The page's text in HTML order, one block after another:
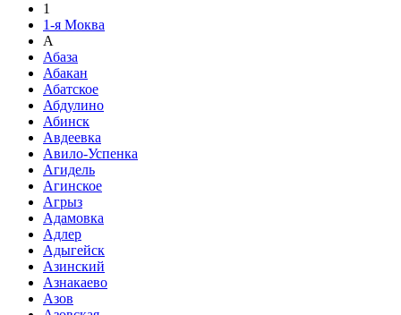
1
1-я Моква
А
Абаза
Абакан
Абатское
Абдулино
Абинск
Авдеевка
Авило-Успенка
Агидель
Агинское
Агрыз
Адамовка
Адлер
Адыгейск
Азинский
Азнакаево
Азов